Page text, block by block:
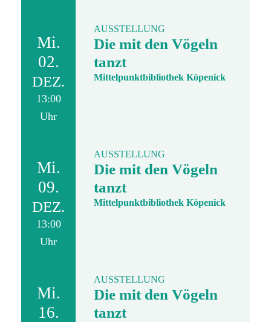
Mi.
02.
DEZ.
13:00
Uhr
AUSSTELLUNG
Die mit den Vögeln
tanzt
Mittelpunktbibliothek Köpenick
Mi.
09.
DEZ.
13:00
Uhr
AUSSTELLUNG
Die mit den Vögeln
tanzt
Mittelpunktbibliothek Köpenick
Mi.
16.
AUSSTELLUNG
Die mit den Vögeln
tanzt